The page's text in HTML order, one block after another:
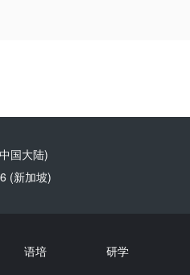
国大陆)
(新加坡)
语培 研学